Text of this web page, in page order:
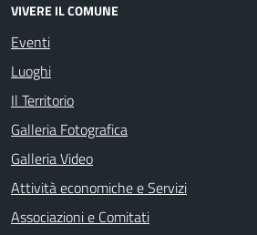
VIVERE IL COMUNE
Eventi
Luoghi
Il Territorio
Galleria Fotografica
Galleria Video
Attività economiche e Servizi
Associazioni e Comitati